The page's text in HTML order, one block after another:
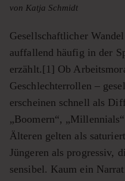
von Katja Schmidt
Gesellschaftlicher
auffallend häufig in der
erzählt.[1] Ob
Geschlechterrollen –
erscheinen schnell als
„Boomern“,
Älteren gelten als
Jüngeren als progressiv,
sensibel. Kaum ein